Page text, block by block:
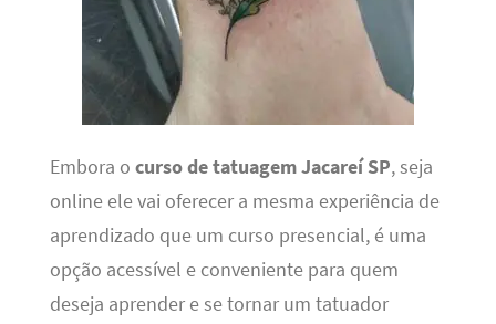
Embora o curso de tatuagem Jacareí SP, seja
online ele vai oferecer a mesma experiência de
aprendizado que um curso presencial, é uma
opção acessível e conveniente para quem
deseja aprender e se tornar um tatuador